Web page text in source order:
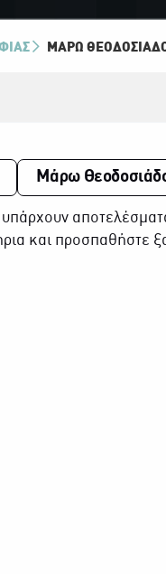
ΜΆΡΩ
Μάρω
υπάρχουν
και προσπαθήστε